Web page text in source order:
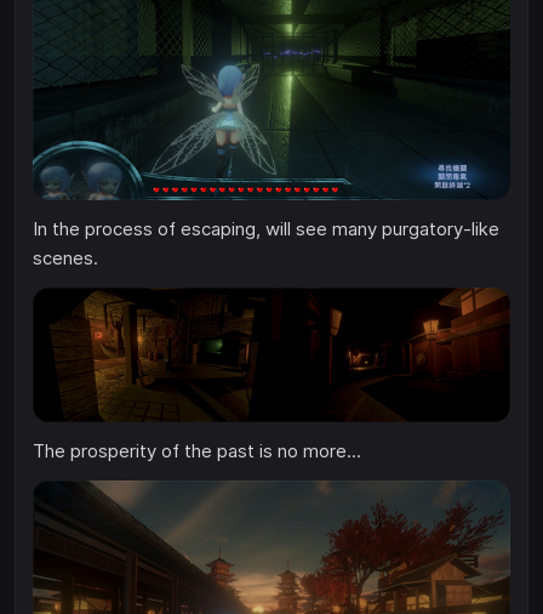
In the process of escaping, will see many purgatory-like
scenes.
The prosperity of the past is no more...